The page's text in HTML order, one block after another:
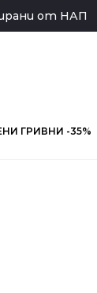
от НАП
ГРИВНИ -35%